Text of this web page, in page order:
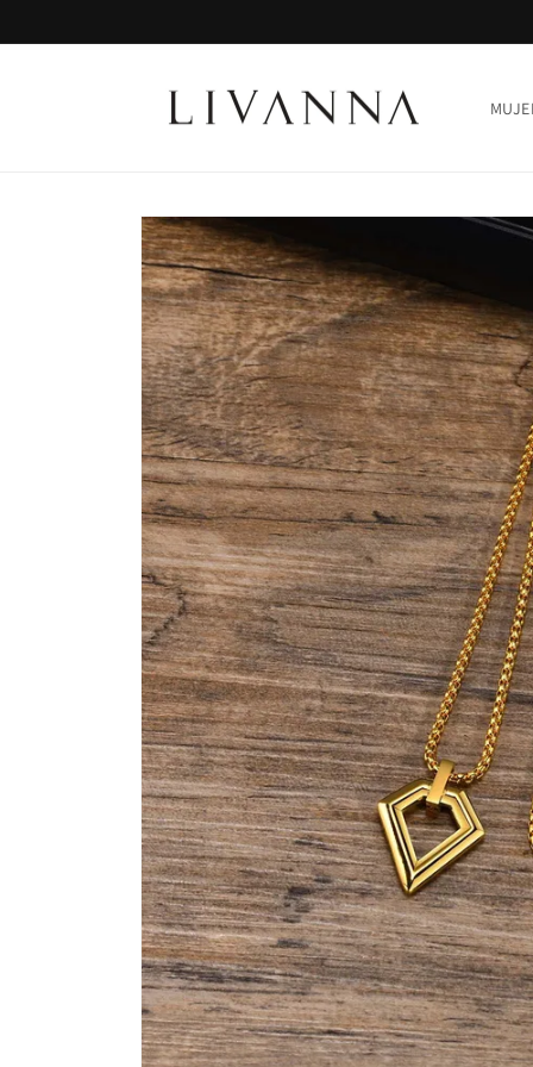
al contenido
directamente
a la
información
del producto